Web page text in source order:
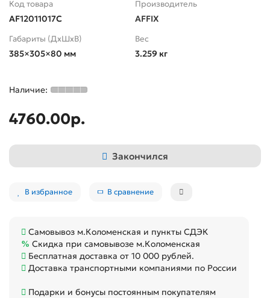
Код товара
AF12011017C
Производитель
AFFIX
Габариты (ДхШхВ)
385×305×80 мм
Вес
3.259 кг
4760.00р.
Закончился
В избранное В сравнение
Самовывоз м.Коломенская и пункты СДЭК
Скидка при самовывозе м.Коломенская
Бесплатная доставка от 10 000 рублей.
Доставка транспортными компаниями по России
Подарки и бонусы постоянным покупателям